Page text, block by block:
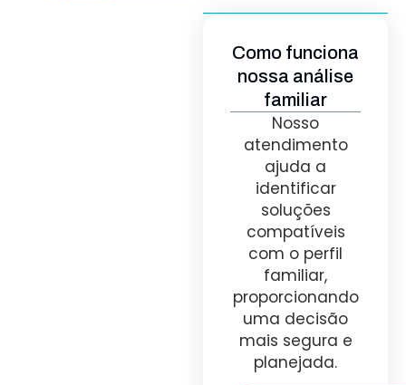
Como funciona
nossa análise
familiar
Nosso
atendimento
ajuda a
identificar
soluções
compatíveis
com o perfil
familiar,
proporcionando
uma decisão
mais segura e
planejada.